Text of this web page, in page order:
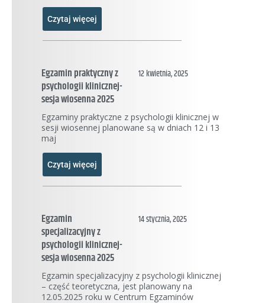
Czytaj więcej
Egzamin praktyczny z
psychologii klinicznej-
sesja wiosenna 2025
12 kwietnia, 2025
Egzaminy praktyczne z psychologii klinicznej w
sesji wiosennej planowane są w dniach 12 i 13
maj
Czytaj więcej
Egzamin
specjalizacyjny z
psychologii klinicznej-
sesja wiosenna 2025
14 stycznia, 2025
Egzamin specjalizacyjny z psychologii klinicznej
– część teoretyczna, jest planowany na
12.05.2025 roku w Centrum Egzaminów